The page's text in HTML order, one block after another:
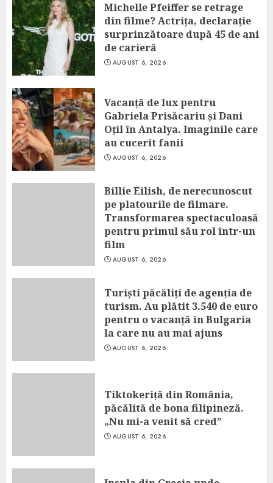
Michelle Pfeiffer se retrage
din filme? Actrița, declarație
surprinzătoare după 45 de ani
de carieră
AUGUST 6, 2026
Vacanță de lux pentru
Gabriela Prisăcariu și Dani
Oțil în Antalya. Imaginile care
au cucerit fanii
AUGUST 6, 2026
Billie Eilish, de nerecunoscut
pe platourile de filmare.
Transformarea spectaculoasă
pentru primul său rol într-un
film
AUGUST 6, 2026
Turiști păcăliți de agenția de
turism. Au plătit 3.540 de euro
pentru o vacanță în Bulgaria
la care nu au mai ajuns
AUGUST 6, 2026
Tiktokeriță din România,
păcălită de bona filipineză.
„Nu mi-a venit să cred”
AUGUST 6, 2026